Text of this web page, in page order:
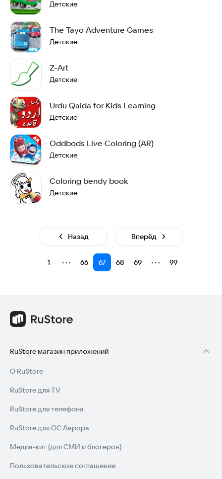
Детские
The Tayo Adventure Games
Детские
Z-Art
Детские
Urdu Qaida for Kids Learning
Детские
Oddbods Live Coloring (AR)
Детские
Coloring bendy book
Детские
Назад
1 ⋯ 66 67 68 69 ⋯ 99
Вперёд
RuStore магазин приложений
О RuStore
RuStore для TV
RuStore для телефона
RuStore для ОС Аврора
Медиа-кит (для СМИ и блогеров)
Пользовательское соглашение